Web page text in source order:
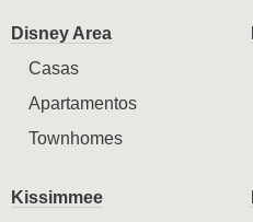
Disney Area
Casas
Apartamentos
Townhomes
Kissimmee